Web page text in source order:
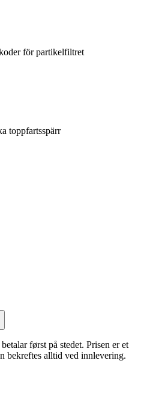
för partikelfiltret
toppfartsspärr
først på stedet. Prisen er et
bekreftes alltid ved innlevering.